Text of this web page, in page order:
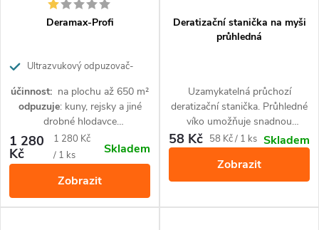
Deramax-Profi
Ultrazvukový odpuzovač‐
účinnost: na plochu až 650 m²
odpuzuje: kuny, rejsky a jiné
drobné hlodavce
napájení:ze sítě
potřeba dokoupit zvlášť)
NOVÁ VERZE PRODUKTU S
NOVÝM DESIGNEM,
ROZŠÍŘENÝM ÚHLEM
ODOLNOSTÍ VŮČI VODĚ (V
1 280
Kč
Měrná
cena:
1 280 Kč
/ 1 ks
Skladem
Zobrazit
Deratizační stanička na myši
průhledná
Uzamykatelná průchozí
deratizační stanička. Průhledné
víko umožňuje snadnou
kontrolu nástrahy.Vyrobeno z
odolného plastu, odolává UV
záření.
58 Kč Měrná
58 Kč / 1 ks Skladem
Zobrazit